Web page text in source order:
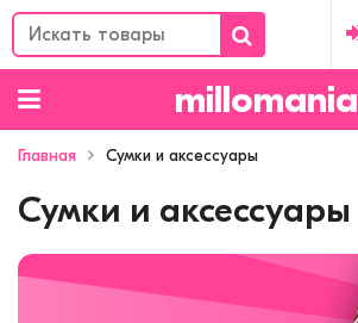
millomania
Главная Сумки и аксессуары
Сумки и аксессуары